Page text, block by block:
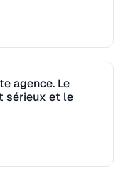
3-5 jours
3-5 jours
2-3 jours
agence. Le
sérieux et le